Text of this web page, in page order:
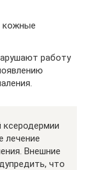
кожные
работу
ксеродермии
лечение
Внешние
что